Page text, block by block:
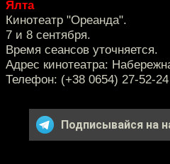
Ялта
Кинотеатр "Ореанда".
7 и 8 сентября.
Время сеансов уточняется.
Адрес кинотеатра:
Телефон: (+38 0654) 27-52-24
Подписывайся на